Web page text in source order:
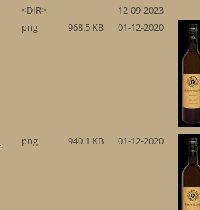
<DIR>
12-09-2023
png 968.5 KB 01-12-2020
png 940.1 KB 01-12-2020